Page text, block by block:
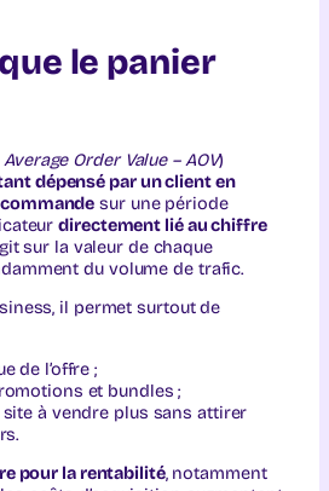
le panier
Average Order Value – AOV)
dépensé par un client en
sur une période
directement lié au chiffre
sur la valeur de chaque
du volume de trafic.
il permet surtout de
de l’offre ;
et bundles ;
site à vendre plus sans attirer
pour la rentabilité, notamment